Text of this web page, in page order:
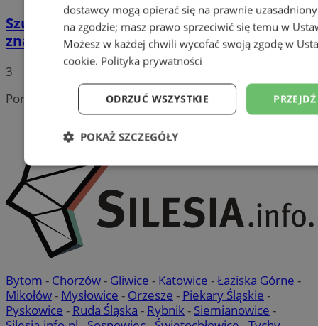
Szukasz informacji o miejskich NGO? Teraz
znajdziesz je w jednym miejscu!
3
Portal należy do sieci
Bytom - Chorzów- Gliwice - Katowice -Łaziska Górne -
Mikołów- Mysłowice - Orzesze - Piekary Śląskie -
Pyskowice - Ruda Śląska - Rybnik- Siemianowice -
dostawcy mogą opierać się na prawnie
na zgodzie; masz prawo sprzeciwić się temu w
Możesz w każdej chwili wycofać swoją zgodę w
cookie. Polityka prywatności
ODRZUĆ WSZYSTKIE
POKAŻ SZCZEGÓŁY
Niezbędne Wydajność Targetowanie
Niesklasyfikowane
Niezbędne Wydajność Targetowanie